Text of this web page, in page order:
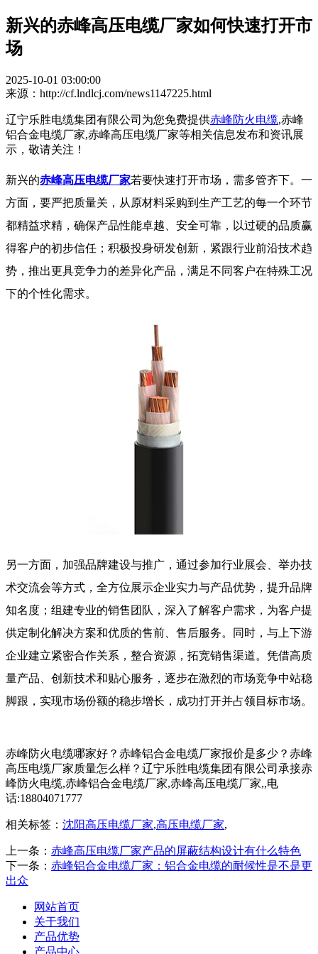
新兴的赤峰高压电缆厂家如何快速打开市
场
2025-10-01 03:00:00
来源：http://cf.lndlcj.com/news1147225.html
辽宁乐胜电缆集团有限公司为您免费提供赤峰防火电缆,赤峰
铝合金电缆厂家,赤峰高压电缆厂家等相关信息发布和资讯展
示，敬请关注！
新兴的赤峰高压电缆厂家若要快速打开市场，需多管齐下。一
方面，要严把质量关，从原材料采购到生产工艺的每一个环节
都精益求精，确保产品性能卓越、安全可靠，以过硬的品质赢
得客户的初步信任；积极投身研发创新，紧跟行业前沿技术趋
势，推出更具竞争力的差异化产品，满足不同客户在特殊工况
下的个性化需求。
另一方面，加强品牌建设与推广，通过参加行业展会、举办技
术交流会等方式，全方位展示企业实力与产品优势，提升品牌
知名度；组建专业的销售团队，深入了解客户需求，为客户提
供定制化解决方案和优质的售前、售后服务。同时，与上下游
企业建立紧密合作关系，整合资源，拓宽销售渠道。凭借高质
量产品、创新技术和贴心服务，逐步在激烈的市场竞争中站稳
脚跟，实现市场份额的稳步增长，成功打开并占领目标市场。
赤峰防火电缆哪家好？赤峰铝合金电缆厂家报价是多少？赤峰
高压电缆厂家质量怎么样？辽宁乐胜电缆集团有限公司承接赤
峰防火电缆,赤峰铝合金电缆厂家,赤峰高压电缆厂家,,电
话:18804071777
相关标签： 沈阳高压电缆厂家,高压电缆厂家,
上一条： 赤峰高压电缆厂家产品的屏蔽结构设计有什么特色
下一条： 赤峰铝合金电缆厂家：铝合金电缆的耐候性是不是更
出众
网站首页
关于我们
产品优势